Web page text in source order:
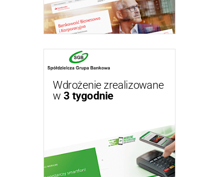
Wdrożenie zrealizowane
w 3 tygodnie